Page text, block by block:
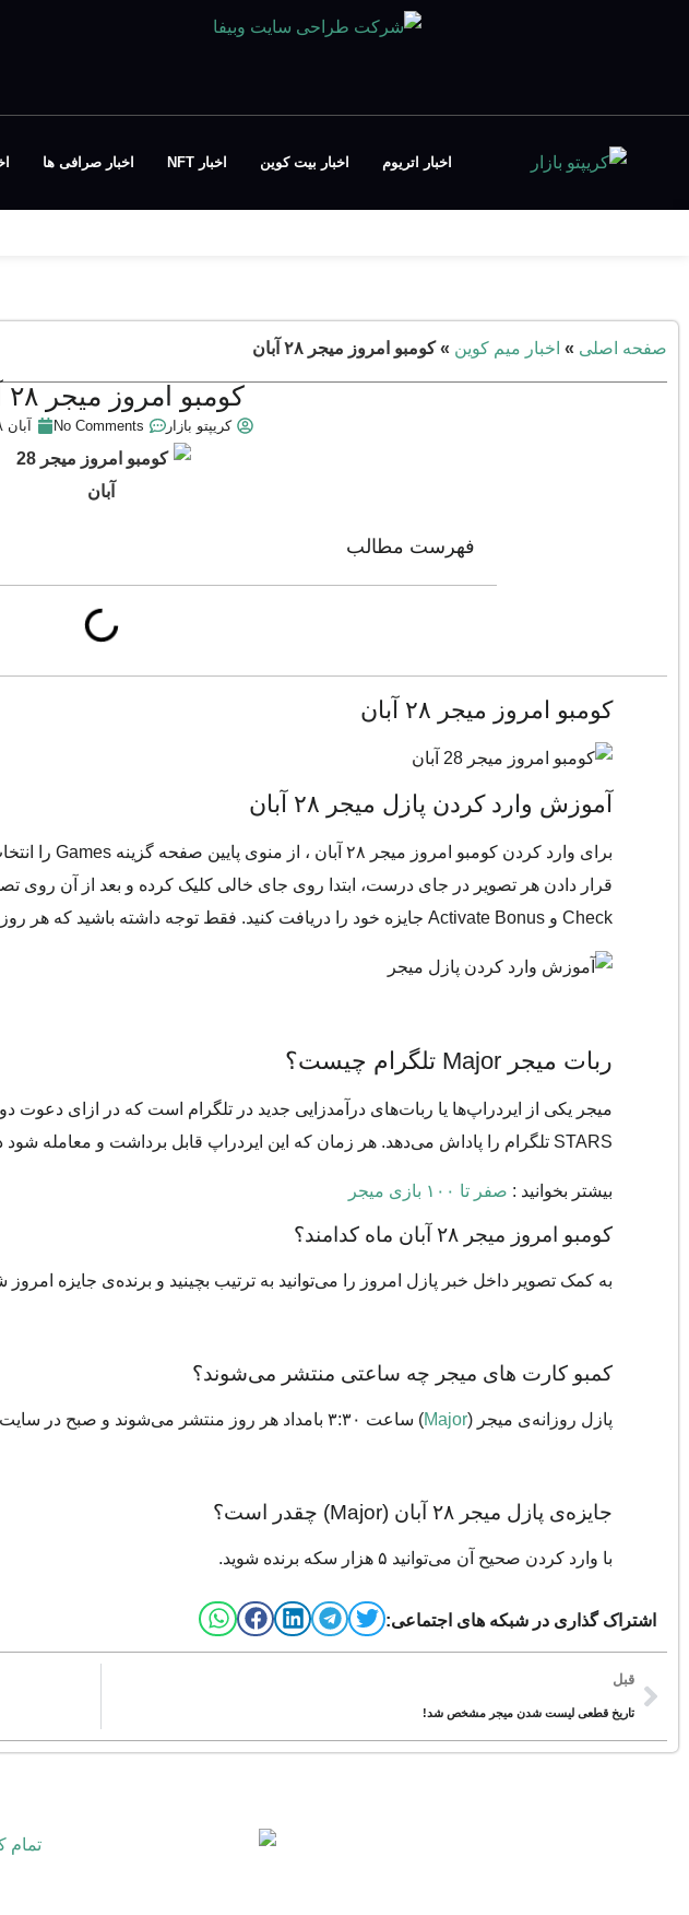
اخبار اتریوم اخبار بیت کوین اخبار NFT اخبار صرافی ها
صفحه اصلی » اخبار میم کوین »کومبو امروز میجر ۲۸ آبان
کومبو امروز میجر ۲۸ آبان
کریپتو بازار No Comments آبان ۲۸, ۱۴۰۳
فهرست مطالب
کومبو امروز میجر ۲۸ آبان
آموزش وارد کردن پازل میجر ۲۸ آبان
قرار دادن هر تصویر در جای درست، ابتدا روی جای خالی کلیک کرده و بعد از آن روی
Check و Activate Bonus جایزه خود را دریافت کنید. فقط توجه داشته باشید که هر روز تنها یک شانس برای وارد کردن پازل درست دارید.
ربات میجر Major تلگرام چیست؟
میجر یکی از ایردراپ‌ها یا ربات‌های درآمدزایی جدید در تلگرام است که در ازای دعوت
STARS تلگرام را پاداش می‌دهد. هر زمان که این ایردراپ قابل برداشت و معامله شود در سایت خبری
بیشتر بخوانید : صفر تا ۱۰۰ بازی میجر
کومبو امروز میجر ۲۸ آبان ماه کدامند؟
به کمک تصویر داخل خبر پازل امروز را می‌توانید به ترتیب بچینید و برنده‌ی جایزه امروز
کمبو کارت های میجر چه ساعتی منتشر می‌شوند؟
پازل روزانه‌ی میجر (Major) ساعت ۳:۳۰ بامداد هر روز منتشر می‌شوند و صبح در سایت خبری کریپتو بازار قرار می‌گیرند.
جایزه‌ی پازل میجر ۲۸ آبان (Major) چقدر است؟
با وارد کردن صحیح آن می‌توانید ۵ هزار سکه برنده شوید.
اشتراک گذاری در شبکه های اجتماعی:
قبل
تاریخ قطعی لیست شدن میجر مشخص شد!